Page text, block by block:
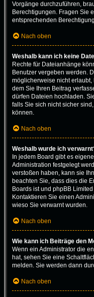
Vorgänge durchzuführen,
Berechtigungen. Fragen Sie
entsprechenden
Nach oben
Weshalb kann ich keine
Rechte für Dateianhänge
Benutzer vergeben werden.
möglicherweise nicht
dem Sie Ihren Beitrag
dürfen Dateien hochladen.
falls Sie sich nicht sicher
können.
Nach oben
Weshalb wurde ich
In jedem Board gibt es
Administration festgelegt
verstoßen haben, kann sie
beachten Sie, dass dies die
Boards ist und phpBB
Kontaktieren Sie einen
wieso Sie verwarnt wurden.
Nach oben
Wie kann ich Beiträge den
Wenn ein Administrator die
hat, sehen Sie eine
melden. Sie werden dann
Nach oben